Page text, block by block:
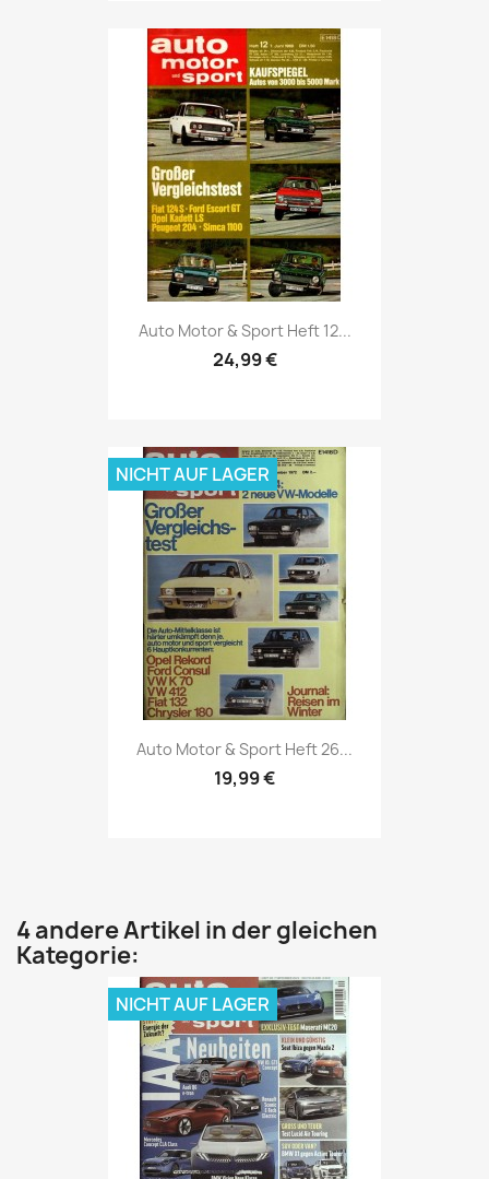
Vorschau
Auto Motor & Sport Heft 12...
24,99 €
Vorschau
Auto Motor & Sport Heft 26...
19,99 €
NICHT AUF LAGER
4 andere Artikel in der gleichen
Kategorie:
NICHT AUF LAGER